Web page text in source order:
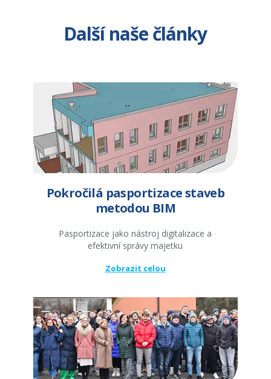
Další naše články
Pokročilá pasportizace staveb
metodou BIM
Pasportizace jako nástroj digitalizace a
efektivní správy majetku
Zobrazit celou